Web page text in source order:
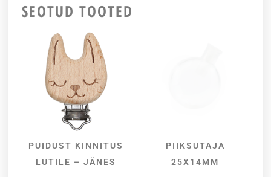
SEOTUD TOOTED
LISA KORVI
PUIDUST KINNITUS
LUTILE – JÄNES
LISA KORVI
PIIKSUTAJA
25X14MM